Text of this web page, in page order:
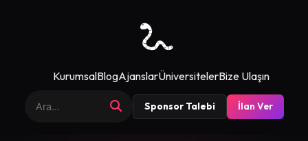
KurumsalBlogAjanslarÜniversitelerBize Ulaşın
Sponsor Talebi İlan Ver